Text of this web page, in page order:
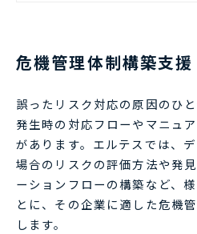
危機管理体制構築支援
誤ったリスク対応の原因のひ
発生時の対応フローやマニュ
があります。エルテスでは、
場合のリスクの評価方法や発
ーションフローの構築など、
とに、その企業に適した危機
します。